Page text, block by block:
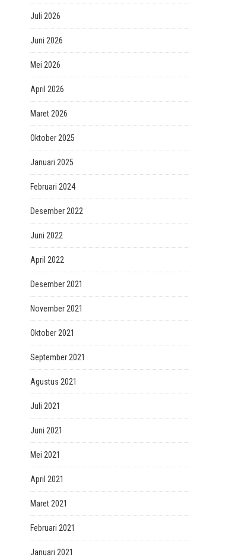
Juli 2026
Juni 2026
Mei 2026
April 2026
Maret 2026
Oktober 2025
Januari 2025
Februari 2024
Desember 2022
Juni 2022
April 2022
Desember 2021
November 2021
Oktober 2021
September 2021
Agustus 2021
Juli 2021
Juni 2021
Mei 2021
April 2021
Maret 2021
Februari 2021
Januari 2021